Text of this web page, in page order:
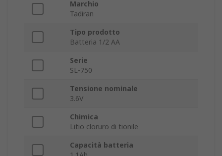
Marchio
Tadiran
Tipo prodotto
Batteria 1/2 AA
Serie
SL-750
Tensione nominale
3.6V
Chimica
Litio cloruro di tionile
Capacità batteria